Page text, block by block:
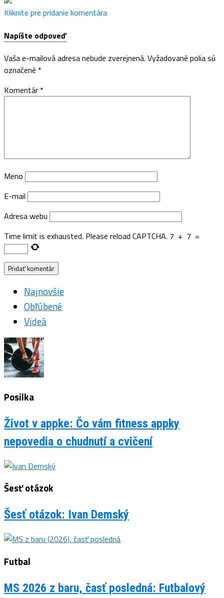
Kliknite pre pridanie komentára
Napíšte odpoveď
Vaša e-mailová adresa nebude zverejnená. Vyžadované polia sú
označené *
Komentár *
Meno
E-mail
Adresa webu
Time limit is exhausted. Please reload CAPTCHA. 7 + 7 =
Najnovšie
Obľúbené
Videá
Posilka
Život v appke: Čo vám fitness appky
nepovedia o chudnutí a cvičení
Šesť otázok
Šesť otázok: Ivan Demský
Futbal
MS 2026 z baru, časť posledná: Futbalový